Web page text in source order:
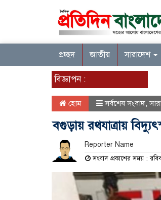
প্রচ্ছদ জাতীয় সারাদেশ
বিজ্ঞাপন :
হোম সর্বশেষ সংবাদ,
বগুড়ায় রথযাত্রায়
Reporter Name
সংবাদ প্রকাশের সময় :